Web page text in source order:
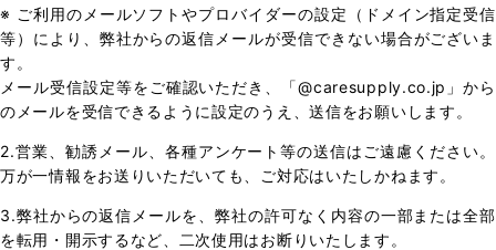
CONTACT
ENTRY
※ ご利用のメールソフトやプロバイダーの設定（ドメイン指定受信
等）により、弊社からの返信メールが受信できない場合がございま
す。
メール受信設定等をご確認いただき、「@caresupply.co.jp」から
のメールを受信できるように設定のうえ、送信をお願いします。
2.営業、勧誘メール、各種アンケート等の送信はご遠慮ください。
万が一情報をお送りいただいても、ご対応はいたしかねます。
3.弊社からの返信メールを、弊社の許可なく内容の一部または全部
を転用・開示するなど、二次使用はお断りいたします。